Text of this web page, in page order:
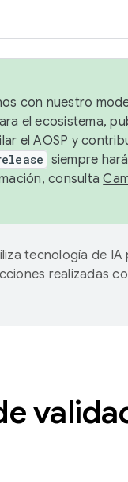
con nuestro
el ecosistema,
el AOSP y
siempre
consulta
tecnología de
realizadas